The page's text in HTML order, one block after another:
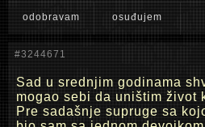
odobravam osuđujem
#3244671
Sad u srednjim godinama
mogao sebi da uništim život
Pre sadašnje supruge sa